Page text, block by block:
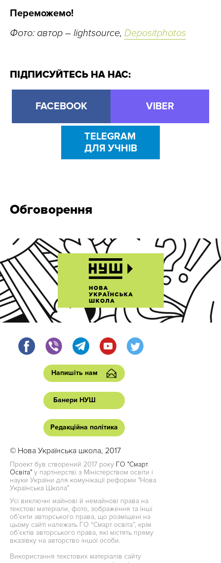
Переможемо!
Фото: автор – lightsource, Depositphotos
ПІДПИСУЙТЕСЬ НА НАС:
FACEBOOK VIBER
TELEGRAM
ДЛЯ УЧНІВ
Обговорення
Напишіть нам
Банери НУШ
Редакційна політика
© Нова Українська школа, 2017
Проект був створений 2017 року ГО "Смарт
Освіта" у партнерстві з Міністерством освіти і
науки України для комунікації реформи "Нова
Українська Школа"
Усі виключні майнові й немайнові права на
текстові матеріали, фото, зображення та інші
об’єкти авторського права, що розміщені на
цьому сайті належать ГО “Смарт освіта”, крім
об’єктів авторського права, які містять пряму
вказівку на авторство іншої особи.
Використання текстових матеріалів сайту